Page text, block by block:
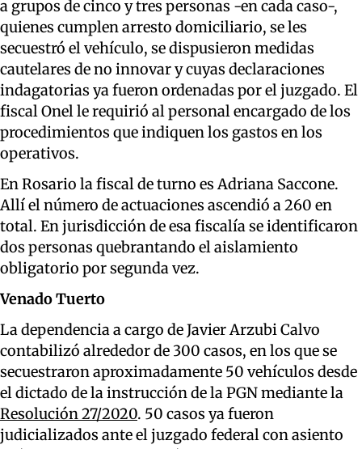
a grupos de cinco y tres personas -en cada caso-,
quienes cumplen arresto domiciliario, se les
secuestró el vehículo, se dispusieron medidas
cautelares de no innovar y cuyas declaraciones
indagatorias ya fueron ordenadas por el juzgado. El
fiscal Onel le requirió al personal encargado de los
procedimientos que indiquen los gastos en los
operativos.
En Rosario la fiscal de turno es Adriana Saccone.
Allí el número de actuaciones ascendió a 260 en
total. En jurisdicción de esa fiscalía se identificaron
dos personas quebrantando el aislamiento
obligatorio por segunda vez.
Venado Tuerto
La dependencia a cargo de Javier Arzubi Calvo
contabilizó alrededor de 300 casos, en los que se
secuestraron aproximadamente 50 vehículos desde
el dictado de la instrucción de la PGN mediante la
Resolución 27/2020. 50 casos ya fueron
judicializados ante el juzgado federal con asiento